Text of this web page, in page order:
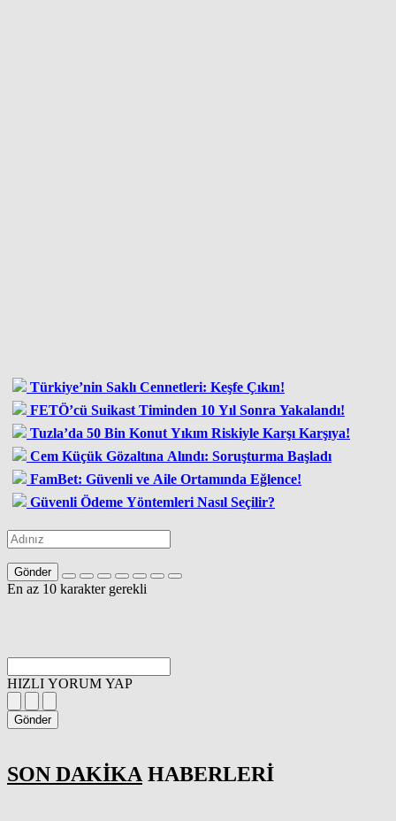
Türkiye’nin Saklı Cennetleri: Keşfe Çıkın!
FETÖ’cü Suikast Timinden 10 Yıl Sonra Yakalandı!
Tuzla’da 50 Bin Konut Yıkım Riskiyle Karşı Karşıya!
Cem Küçük Gözaltına Alındı: Soruşturma Başladı
FamBet: Güvenli ve Aile Ortamında Eğlence!
Güvenli Ödeme Yöntemleri Nasıl Seçilir?
Gönder
En az 10 karakter gerekli
HIZLI YORUM YAP
Gönder
SON DAKİKA HABERLERİ